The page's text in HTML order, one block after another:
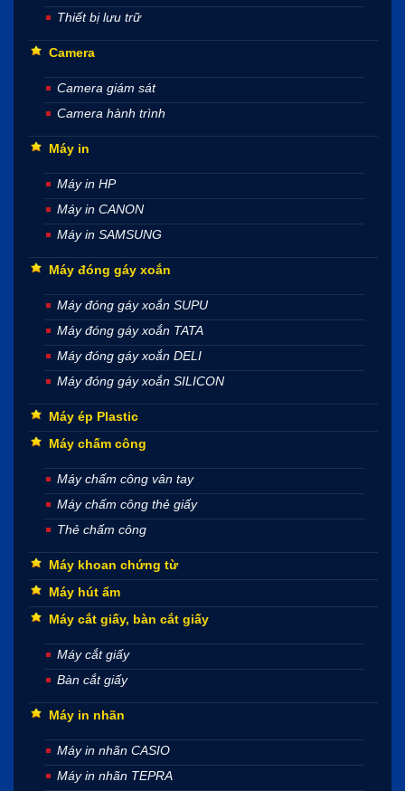
Thiết bị lưu trữ
Camera
Camera giám sát
Camera hành trình
Máy in
Máy in HP
Máy in CANON
Máy in SAMSUNG
Máy đóng gáy xoắn
Máy đóng gáy xoắn SUPU
Máy đóng gáy xoắn TATA
Máy đóng gáy xoắn DELI
Máy đóng gáy xoắn SILICON
Máy ép Plastic
Máy chấm công
Máy chấm công vân tay
Máy chấm công thẻ giấy
Thẻ chấm công
Máy khoan chứng từ
Máy hút ẩm
Máy cắt giấy, bàn cắt giấy
Máy cắt giấy
Bàn cắt giấy
Máy in nhãn
Máy in nhãn CASIO
Máy in nhãn TEPRA